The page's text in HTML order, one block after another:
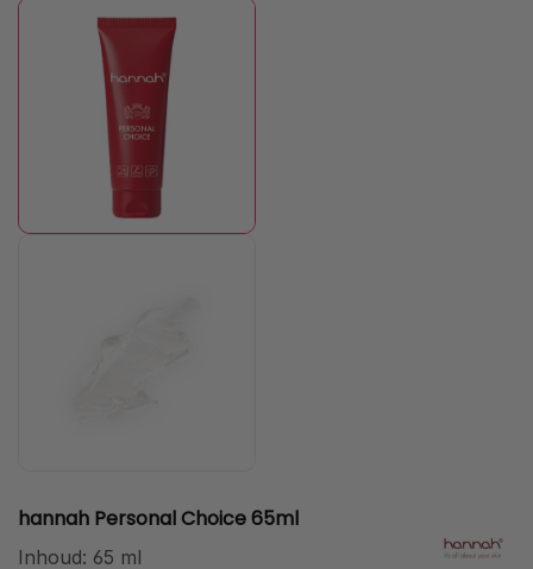
hannah Personal Choice 65ml
Inhoud: 65 ml